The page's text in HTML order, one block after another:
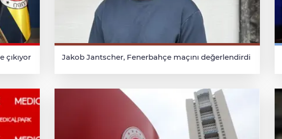
çıkıyor Jakob Jantscher, Fenerbahçe maçını değerlendirdi